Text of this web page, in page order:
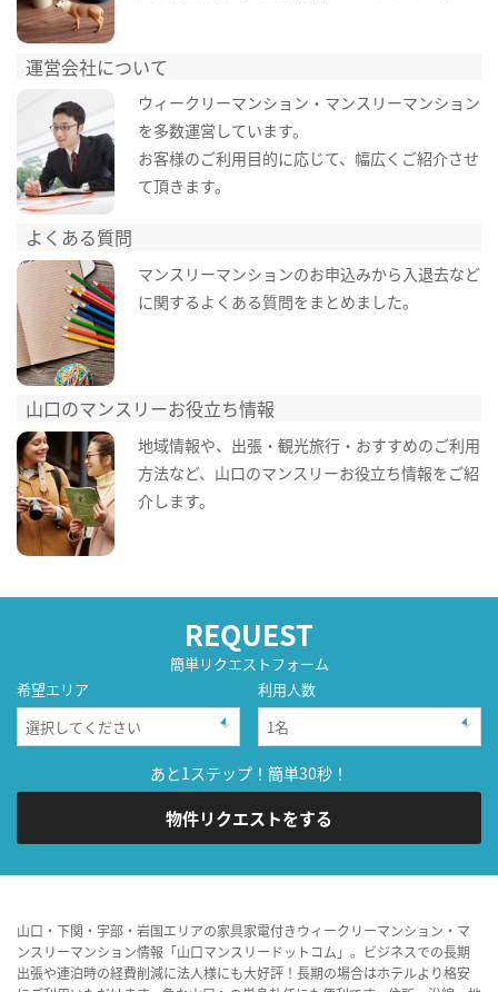
運営会社について
ウィークリーマンション・マンスリーマンション
を多数運営しています。
お客様のご利用目的に応じて、幅広くご紹介させ
て頂きます。
よくある質問
マンスリーマンションのお申込みから入退去など
に関するよくある質問をまとめました。
山口のマンスリーお役立ち情報
地域情報や、出張・観光旅行・おすすめのご利用
方法など、山口のマンスリーお役立ち情報をご紹
介します。
REQUEST
簡単リクエストフォーム
希望エリア
利用人数
あと1ステップ！簡単30秒！
物件リクエストをする
山口・下関・宇部・岩国エリアの家具家電付きウィークリーマンション・マ
ンスリーマンション情報「山口マンスリードットコム」。ビジネスでの長期
出張や連泊時の経費削減に法人様にも大好評！長期の場合はホテルより格安